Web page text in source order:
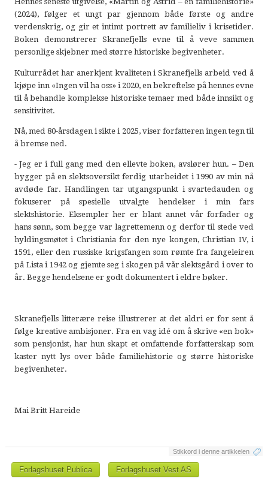
(2024), følger et ungt par gjennom både første og andre
verdenskrig, og gir et intimt portrett av familieliv i krisetider.
Boken demonstrerer Skranefjells evne til å veve sammen
personlige skjebner med større historiske begivenheter.
Kulturrådet har anerkjent kvaliteten i Skranefjells arbeid ved å
kjøpe inn «Ingen vil ha oss» i 2020, en bekreftelse på hennes evne
til å behandle komplekse historiske temaer med både innsikt og
sensitivitet.
Nå, med 80-årsdagen i sikte i 2025, viser forfatteren ingen tegn til
å bremse ned.
- Jeg er i full gang med den ellevte boken, avslører hun. – Den
bygger på en slektsoversikt ferdig utarbeidet i 1990 av min nå
avdøde far. Handlingen tar utgangspunkt i svartedauden og
fokuserer på spesielle utvalgte hendelser i min fars
slektshistorie. Eksempler her er blant annet vår forfader og
hans sønn, som begge var lagrettemenn og derfor til stede ved
hyldingsmøtet i Christiania for den nye kongen, Christian IV, i
1591, eller den russiske krigsfangen som rømte fra fangeleiren
på Lista i 1942 og gjemte seg i skogen på vår slektsgård i over to
år. Begge hendelsene er godt dokumentert i eldre bøker.
Skranefjells litterære reise illustrerer at det aldri er for sent å
følge kreative ambisjoner. Fra en vag idé om å skrive «en bok»
som pensjonist, har hun skapt et omfattende forfatterskap som
kaster nytt lys over både familiehistorie og større historiske
begivenheter.
Mai Britt Hareide
Stikkord i denne artikkelen
Forlagshuset Publica Forlagshuset Vest AS